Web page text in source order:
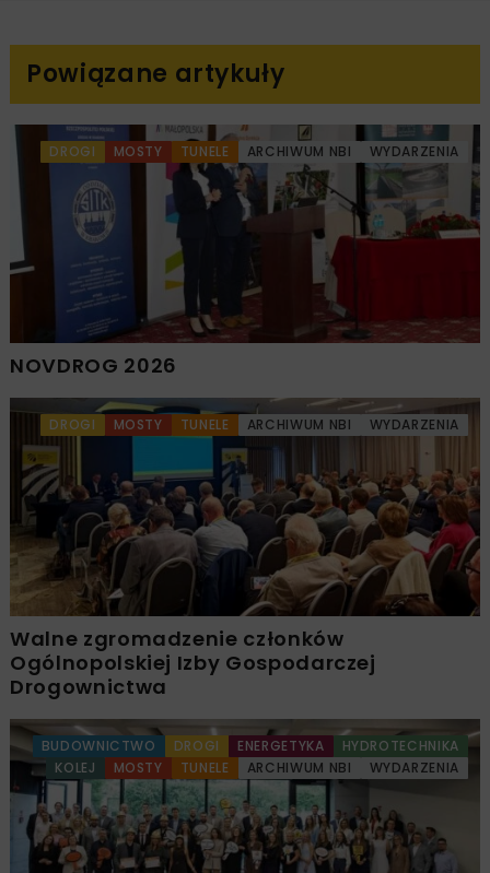
Powiązane artykuły
DROGI MOSTY TUNELE ARCHIWUM NBI WYDARZENIA
NOVDROG 2026
DROGI MOSTY TUNELE ARCHIWUM NBI WYDARZENIA
Walne zgromadzenie członków
Ogólnopolskiej Izby Gospodarczej
Drogownictwa
BUDOWNICTWO DROGI ENERGETYKA
HYDROTECHNIKA
KOLEJ
MOSTY TUNELE ARCHIWUM NBI WYDARZENIA